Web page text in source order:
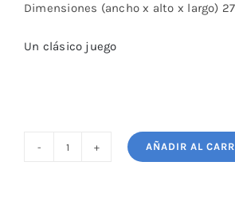
Dimensiones (ancho x alto x largo)
Un clásico juego
AÑADIR AL